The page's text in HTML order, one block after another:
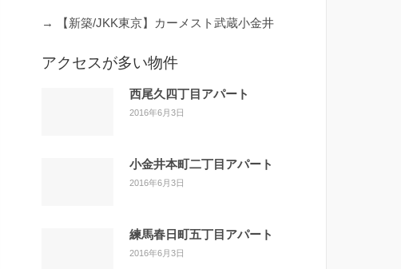
→ 【新築/JKK東京】カーメスト武蔵小金井
アクセスが多い物件
西尾久四丁目アパート
2016年6月3日
小金井本町二丁目アパート
2016年6月3日
練馬春日町五丁目アパート
2016年6月3日